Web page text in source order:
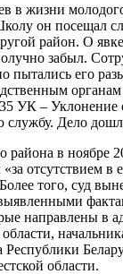
в жизни
он посещал
район. О
забыл.
пытались его
УК – Уклонение
Дело
в ноябре
отсутствием в
того, суд
направлены в
области.